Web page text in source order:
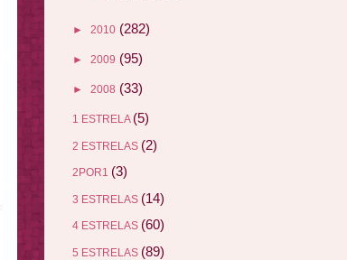
► 2010 (282)
► 2009 (95)
► 2008 (33)
1 ESTRELA (5)
2 ESTRELAS (2)
2POR1 (3)
3 ESTRELAS (14)
4 ESTRELAS (60)
5 ESTRELAS (89)